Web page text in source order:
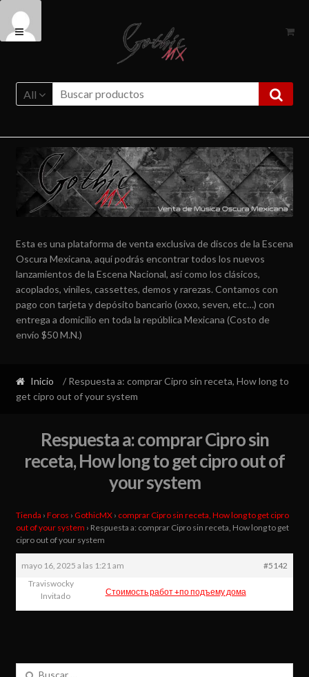
Ir
a
Ir
al
All
Esta es una plataforma de venta exclusiva de discos de la Escena
Oscura Mexicana, aquí podrás encontrar todos los nuevos
lanzamientos de la Escena Nacional, así como los clásicos,
acoplados, viniles, cassettes, demos y rarezas. Contamos con
pago con tarjeta y depósito bancario (oxxo, seven, etc…) con
entrega a domicilio en toda la república Mexicana (Costo de
envío $50 M.N.)
Inicio
/ Respuesta a: comprar Cipro sin receta, How long to
get cipro out of your system
Respuesta a: comprar Cipro sin
receta, How long to get cipro out of
your system
Tienda › Foros › GothicMX › comprar Cipro sin receta, How long to get cipro
out of your system › Respuesta a: comprar Cipro sin receta, How long to get
cipro out of your system
mayo 16, 2025 a las 1:21 am
#5142
Traviswocky
Invitado
Стоимость работ +по подъему дома
Buscar: